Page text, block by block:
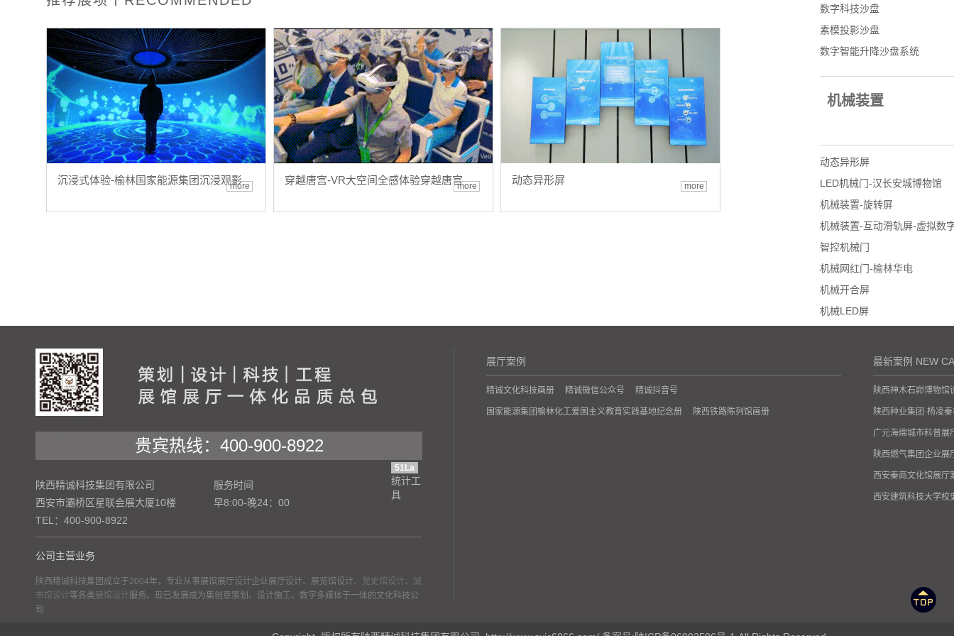
沉浸式体验-榆林国家能源集团沉浸观影
more 穿越唐宫-VR大空间全感体验穿越唐宫more 动态异形屏 more
数字科技沙盘
素模投影沙盘
数字智能升降沙盘系统
机械装置
动态异形屏
LED机械门-汉长安城博物馆
机械装置-旋转屏
机械装置-互动滑轨屏-虚拟数
智控机械门
机械网红门-榆林华电
机械开合屏
机械LED屏
全息成像
贵宾热线：400-900-8922
陕西精诚科技集团有限公司
西安市灞桥区星联会展大厦10楼
TEL：400-900-8922
服务时间
早8:00-晚24：00
51La
统计工
具
公司主营业务
陕西精诚科技集团成立于2004年，专业从事展馆展厅设计企业展厅设计、展览馆设计、 党史馆设计、 城
市馆设计等各类 展馆设计 服务。现已发展成为集创意策划、设计施工、数字多媒体于一体的文化科技公
司
展厅案例
精诚文化科技画册 精诚微信公众号 精诚抖音号
国家能源集团榆林化工爱国主义教育实践基地纪念册 陕西铁路陈列馆画册
最新案例 NEW
陕西神木石峁博物馆
陕西种业集团·杨凌
广元海绵城市科普展
陕西燃气集团企业展
西安秦商文化馆展厅
西安建筑科技大学校